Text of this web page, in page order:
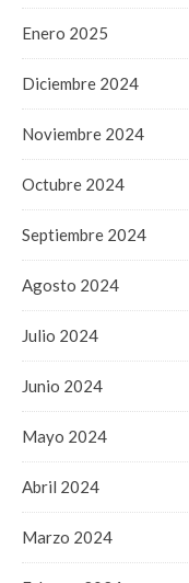
Enero 2025
Diciembre 2024
Noviembre 2024
Octubre 2024
Septiembre 2024
Agosto 2024
Julio 2024
Junio 2024
Mayo 2024
Abril 2024
Marzo 2024